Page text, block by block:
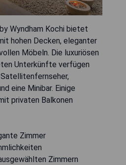
Wyndham Kochi bietet
hohen Decken, eleganter
Möbeln. Die luxuriösen
Unterkünfte verfügen
eine Minibar. Einige
privaten Balkonen
Zimmer
Zimmern